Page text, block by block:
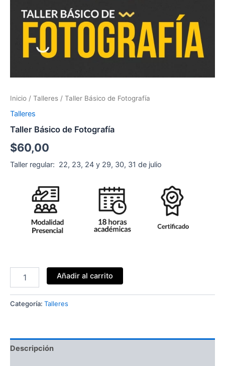
Inicio / Talleres / Taller Básico de Fotografía
Talleres
Taller Básico de Fotografía
$60,00
Taller regular: 22, 23, 24 y 29, 30, 31 de julio
Añadir al carrito
Categoría: Talleres
Descripción